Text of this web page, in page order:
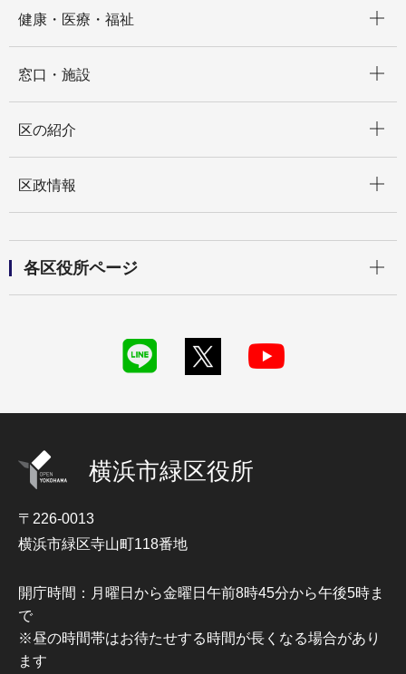
健康・医療・福祉
窓口・施設
区の紹介
区政情報
各区役所ページ
横浜市緑区役所
〒226-0013
横浜市緑区寺山町118番地
開庁時間：月曜日から金曜日午前8時45分から午後5時ま
で
※昼の時間帯はお待たせする時間が長くなる場合があり
ます